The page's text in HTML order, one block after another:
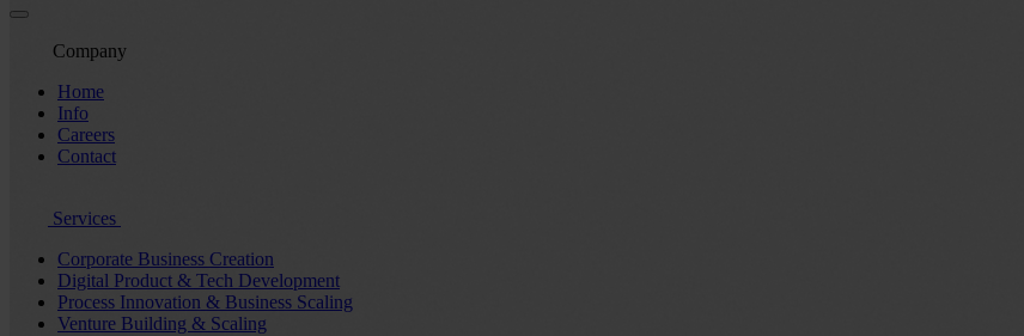
Company
Home
Info
Careers
Contact
Services
Corporate Business Creation
Digital Product & Tech Development
Process Innovation & Business Scaling
Venture Building & Scaling